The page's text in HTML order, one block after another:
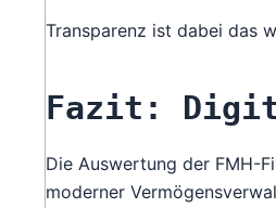
Transparenz ist dabei das
Fazit:
Die Auswertung der FMH-
moderner